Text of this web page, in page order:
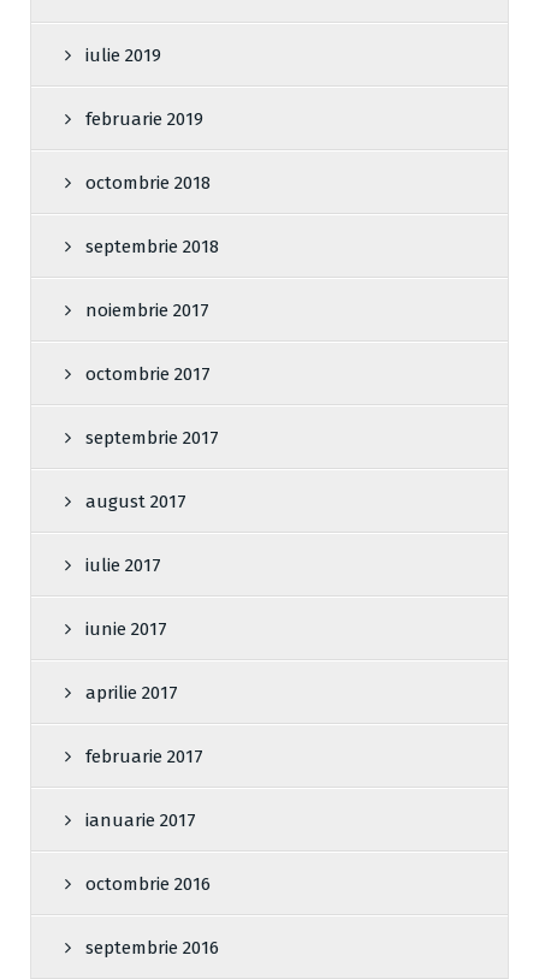
iulie 2019
februarie 2019
octombrie 2018
septembrie 2018
noiembrie 2017
octombrie 2017
septembrie 2017
august 2017
iulie 2017
iunie 2017
aprilie 2017
februarie 2017
ianuarie 2017
octombrie 2016
septembrie 2016